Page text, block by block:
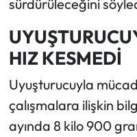
sürdürüleceğini
HIZ KESMEDİ
Uyuşturucuyla
çalışmalara ilişkin
ayında 8 kilo 900